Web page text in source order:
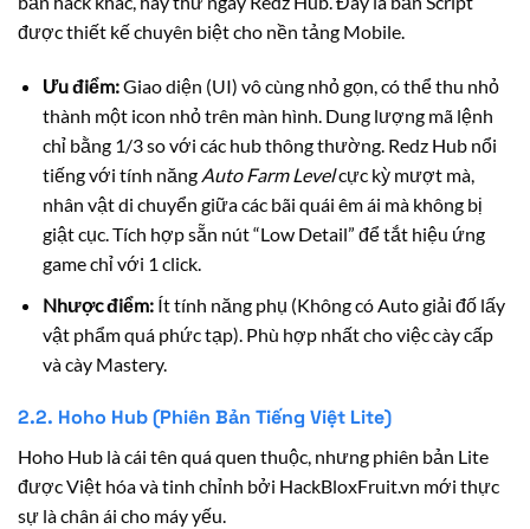
được thiết kế chuyên biệt cho nền tảng Mobile.
Ưu điểm:Giao diện (UI) vô cùng nhỏ gọn, có thể thu nhỏ
thành một icon nhỏ trên màn hình. Dung lượng mã lệnh
chỉ bằng 1/3 so với các hub thông thường. Redz Hub nổi
tiếng với tính năng Auto Farm Levelcực kỳ mượt mà,
nhân vật di chuyển giữa các bãi quái êm ái mà không bị
giật cục. Tích hợp sẵn nút “Low Detail” để tắt hiệu ứng
game chỉ với 1 click.
Nhược điểm:Ít tính năng phụ (Không có Auto giải đố lấy
vật phẩm quá phức tạp). Phù hợp nhất cho việc cày cấp
và cày Mastery.
2.2. Hoho Hub (Phiên Bản Tiếng Việt Lite)
Hoho Hub là cái tên quá quen thuộc, nhưng phiên bản Lite
được Việt hóa và tinh chỉnh bởi HackBloxFruit.vn mới thực
sự là chân ái cho máy yếu.